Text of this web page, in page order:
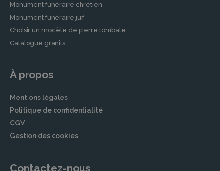
Monument funéraire chrétien
Monument funéraire juif
Choisir un modèle de pierre tombale
Catalogue granits
À propos
Mentions légales
Politique de confidentialité
CGV
Gestion des cookies
Contactez-nous